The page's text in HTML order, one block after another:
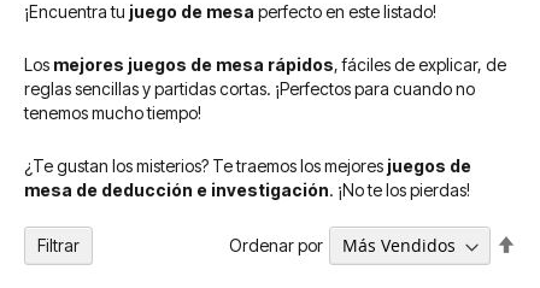
¡Encuentra tu juego de mesa perfecto en este listado!
Los mejores juegos de mesa rápidos, fáciles de explicar, de
reglas sencillas y partidas cortas. ¡Perfectos para cuando no
tenemos mucho tiempo!
¿Te gustan los misterios? Te traemos los mejores juegos de
mesa de deducción e investigación. ¡No te los pierdas!
Ordenar por
Filtrar